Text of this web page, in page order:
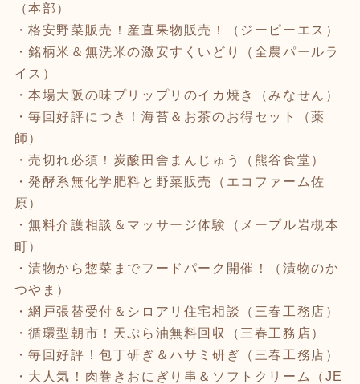
（本部）
・格安野菜販売！産直果物販売！（ジーピーエス）
・銘柄米＆無洗米の激安すくいどり（全農パールラ
イス）
・本場大阪の味プリップリのイカ焼き（みなせん）
・毎回好評につき！海苔＆お茶のお得セット（薬
師）
・売切れ必須！炭酸田舎まんじゅう（熊谷食堂）
・発酵系無化学肥料と野菜販売（エコファーム佐
原）
・無料介護相談＆マッサージ体験（メープル岩槻本
町）
・漬物から惣菜までフードパーク開催！（漬物のか
つやま）
・網戸張替受付＆シロアリ住宅相談（三春工務店）
・循環型朝市！天ぷら油無料回収（三春工務店）
・毎回好評！包丁研ぎ＆ハサミ研ぎ（三春工務店）
・大人気！肉巻きおにぎり串＆ソフトクリーム（JE